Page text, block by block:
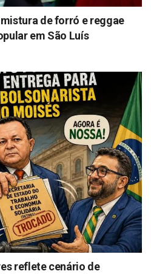
mistura de forró e reggae
em São Luís
reflete cenário de